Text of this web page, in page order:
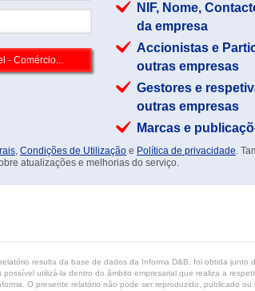
NIF, Nome,
da empresa
Accionistas e
outras empresas
Gestores e
outras empresas
Marcas e
, Condições de Utilização e Política de privacidade.
atualizações e melhorias do serviço.
resulta da base de dados da Informa D&B, foi obtida
utilizá-la dentro do âmbito empresarial que realiza a
O presente relatório não pode ser reproduzido, publicado